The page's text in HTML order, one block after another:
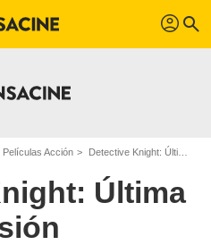
profil search
Películas Acción Detective Knight: Última misión
Última